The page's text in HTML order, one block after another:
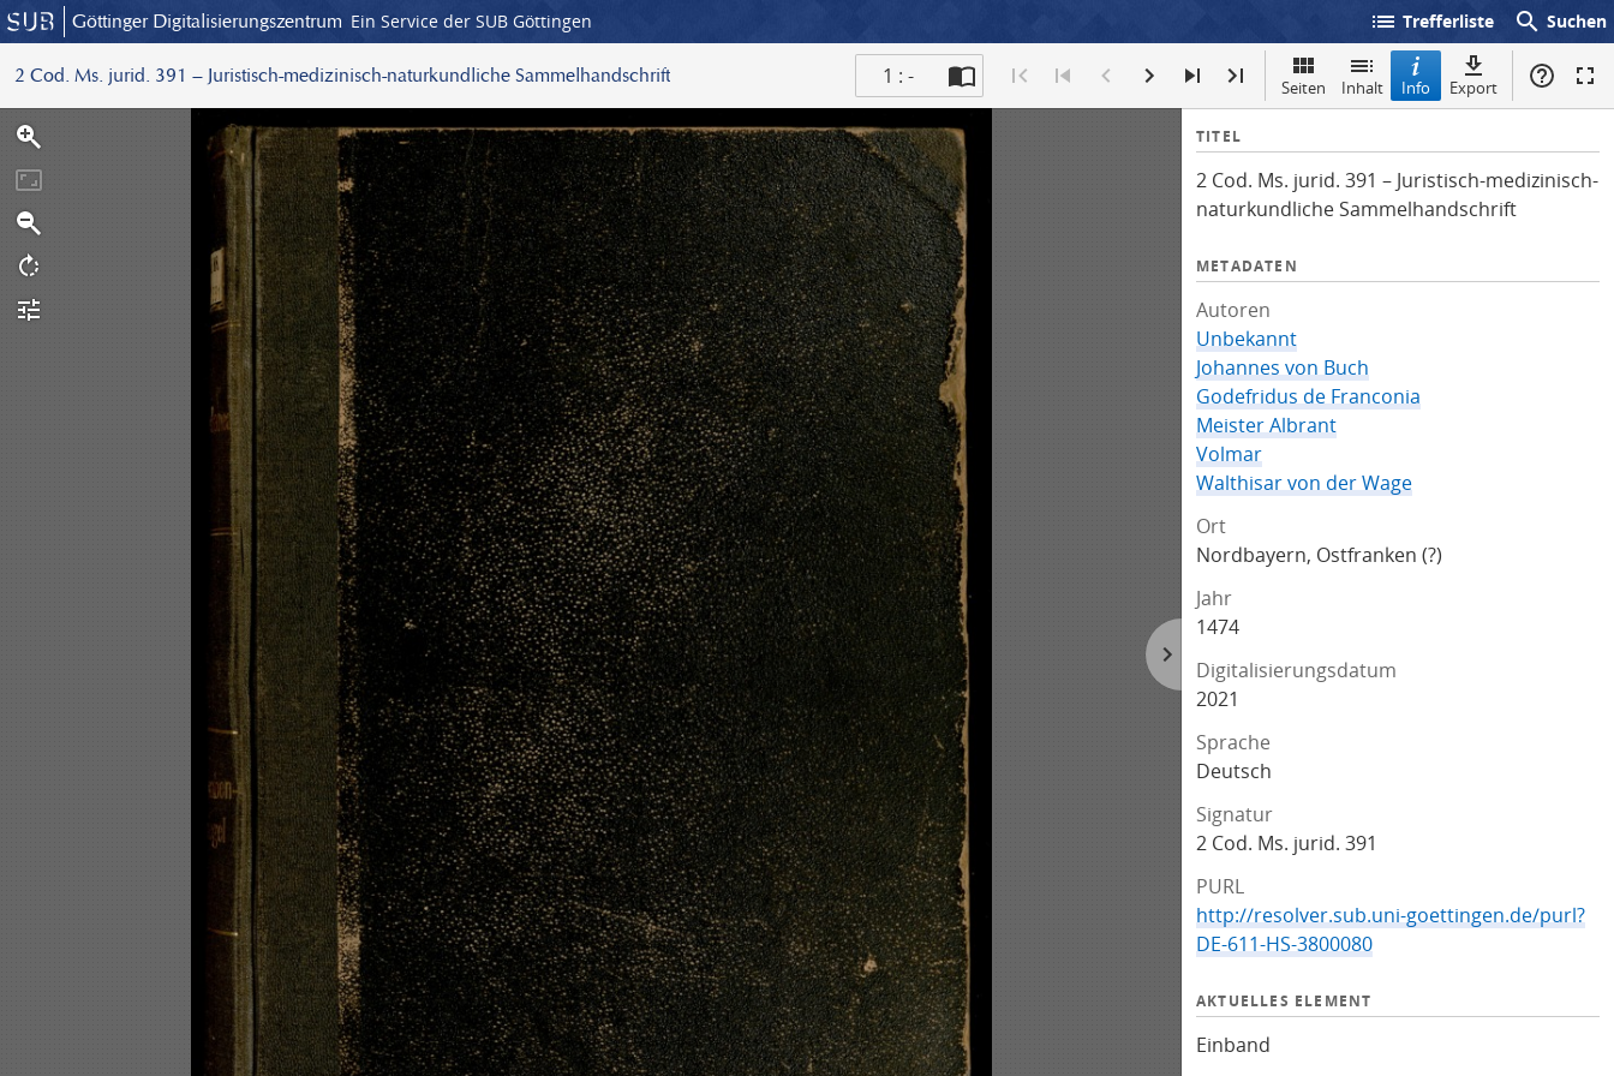
Göttinger Digitalisierungszentrum Ein Service der SUB Göttingen list Trefferliste search Suchen
2 Cod. Ms. jurid. 391 – Juristisch-medizinisch-naturkundliche Sammelhandschrift 1 : - Seiten Inhalt Info Export
I
f
o
TITEL
2 Cod. Ms. jurid. 391 – Juristisch-medizinisch-
naturkundliche Sammelhandschrift
METADATEN
Autoren
Unbekannt
Johannes von Buch
Godefridus de Franconia
Meister Albrant
Volmar
Walthisar von der Wage
Ort
Nordbayern, Ostfranken (?)
Jahr
1474
Digitalisierungsdatum
2021
Sprache
Deutsch
Signatur
2 Cod. Ms. jurid. 391
PURL
http://resolver.sub.uni-goettingen.de/purl?
DE-611-HS-3800080
AKTUELLES ELEMENT
Einband